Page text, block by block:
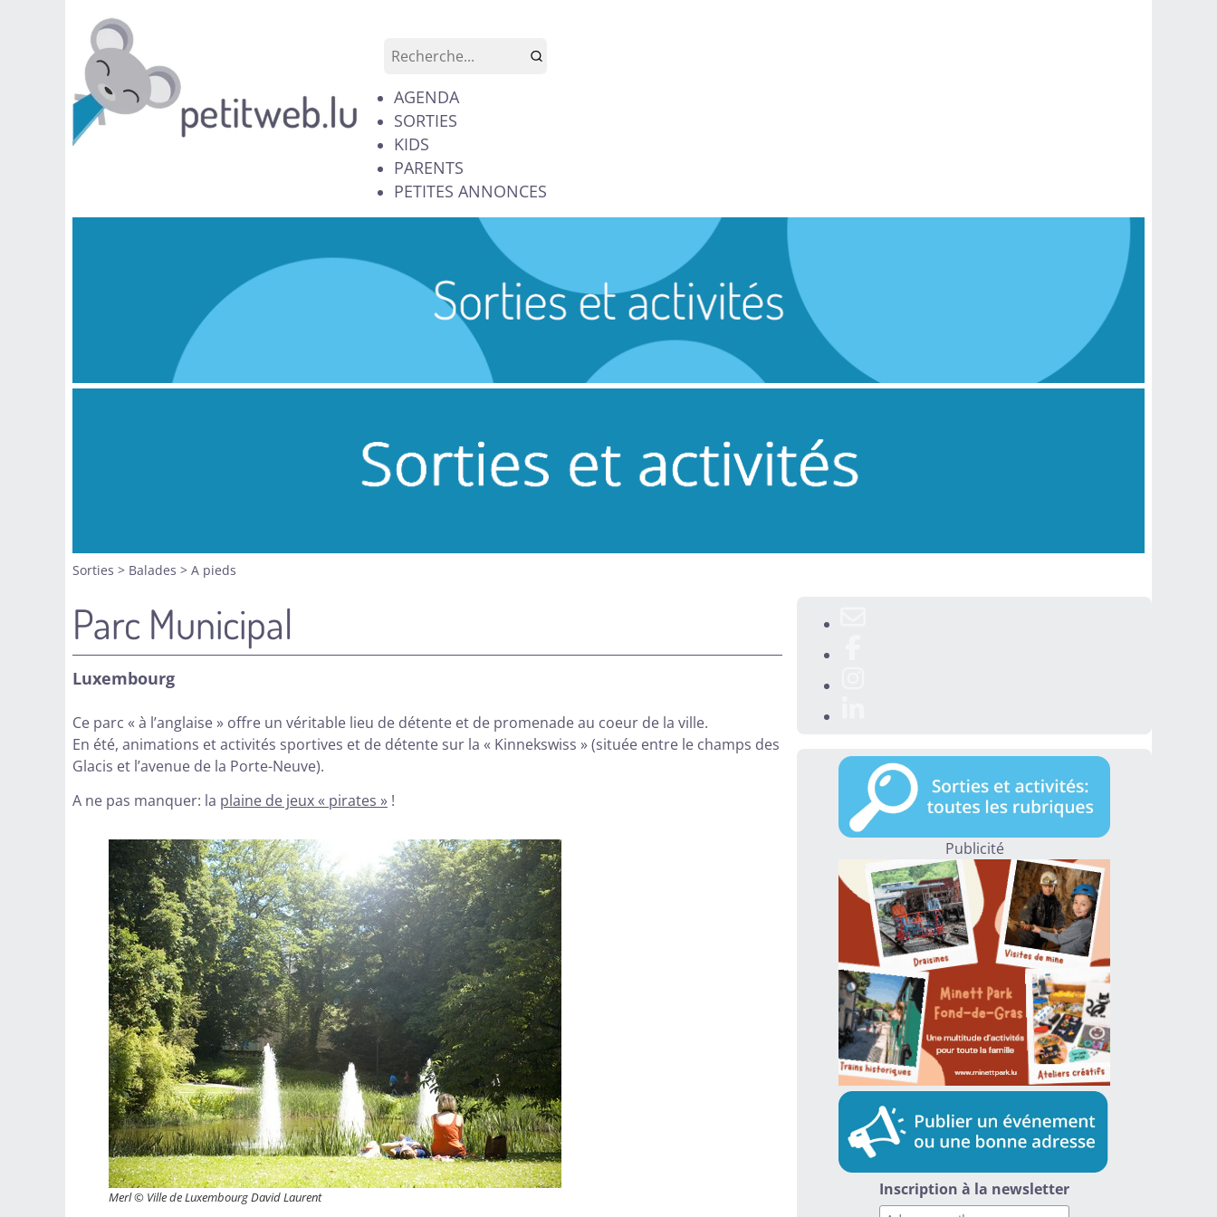
AGENDA
SORTIES
KIDS
PARENTS
PETITES ANNONCES
Sorties > Balades > A pieds
Parc Municipal
Luxembourg
Ce parc « à l’anglaise » offre un véritable lieu de détente et de promenade au coeur de la ville.
En été, animations et activités sportives et de détente sur la « Kinnekswiss » (située entre le champs des
Glacis et l’avenue de la Porte-Neuve).
A ne pas manquer: la plaine de jeux « pirates » !
Merl © Ville de Luxembourg David Laurent
Publicité
Inscription à la newsletter